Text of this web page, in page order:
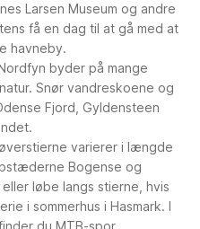
Larsen Museum og andre
få en dag til at gå med at
havneby.
byder på mange
Snør vandreskoene og
Fjord, Gyldensteen
varierer i længde
Bogense og
løbe langs stierne, hvis
i sommerhus i Hasmark. I
du MTB-spor.